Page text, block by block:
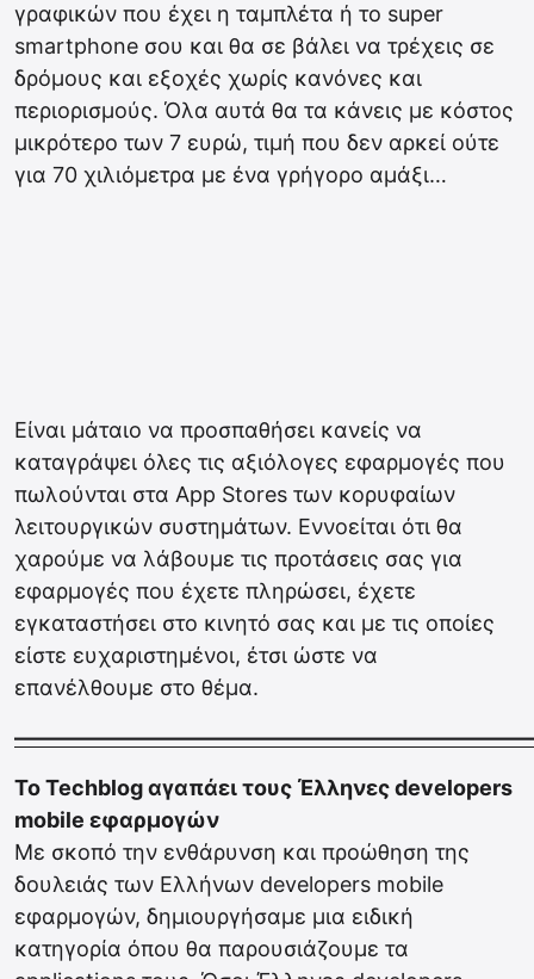
γραφικών που έχει η ταμπλέτα ή το super
smartphone σου και θα σε βάλει να τρέχεις σε
δρόμους και εξοχές χωρίς κανόνες και
περιορισμούς. Όλα αυτά θα τα κάνεις με κόστος
μικρότερο των 7 ευρώ, τιμή που δεν αρκεί ούτε
για 70 χιλιόμετρα με ένα γρήγορο αμάξι…
Είναι μάταιο να προσπαθήσει κανείς να
καταγράψει όλες τις αξιόλογες εφαρμογές που
πωλούνται στα App Stores των κορυφαίων
λειτουργικών συστημάτων. Εννοείται ότι θα
χαρούμε να λάβουμε τις προτάσεις σας για
εφαρμογές που έχετε πληρώσει, έχετε
εγκαταστήσει στο κινητό σας και με τις οποίες
είστε ευχαριστημένοι, έτσι ώστε να
επανέλθουμε στο θέμα.
Το Techblog αγαπάει τους Έλληνες developers
mobile εφαρμογών
Με σκοπό την ενθάρυνση και προώθηση της
δουλειάς των Ελλήνων developers mobile
εφαρμογών, δημιουργήσαμε μια ειδική
κατηγορία όπου θα παρουσιάζουμε τα